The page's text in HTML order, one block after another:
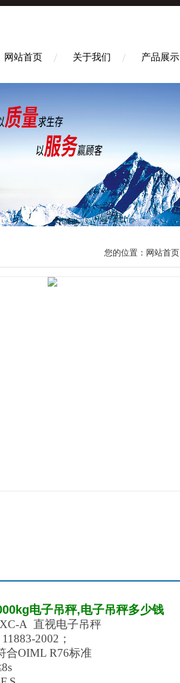
网站首页 关于我们 产品展示
您的位置： 网站首页
电子吊秤,电子吊秤多少钱
A 直视电子吊秤
2002；
合OIML R76标准